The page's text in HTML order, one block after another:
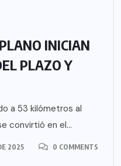
INICIAN
PLAZO Y
a 53 kilómetros al
convirtió en el...
2025 0 COMMENTS